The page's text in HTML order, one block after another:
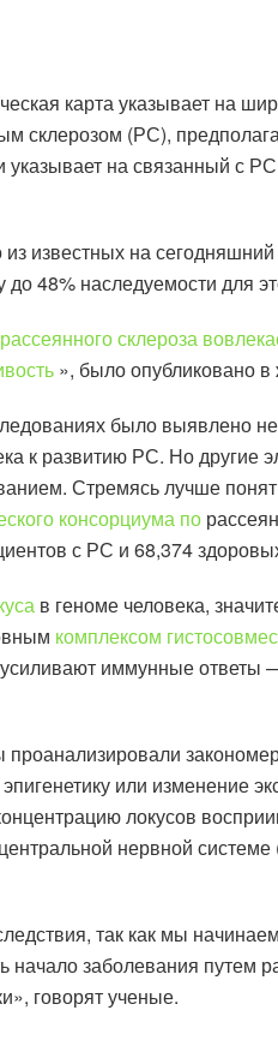
карта указывает на
склерозом (РС),
указывает на связанный с
известных на
48% наследуемости для
склероза
», было опубликовано
было выявлено
к развитию РС. Но
Стремясь лучше
консорциума по
с РС и 68,374
в геноме человека,
комплексом
усиливают иммунные
или изменение
локусов
нервной
так как мы
начало заболевания путем
говорят ученые.